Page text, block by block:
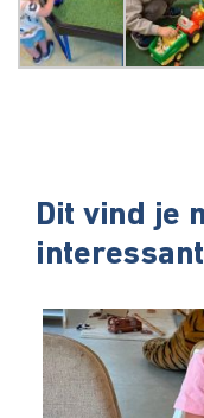
Dit vind je